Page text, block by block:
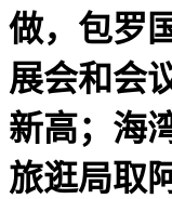
做，包罗
展会和会
新高；海
旅逛局取